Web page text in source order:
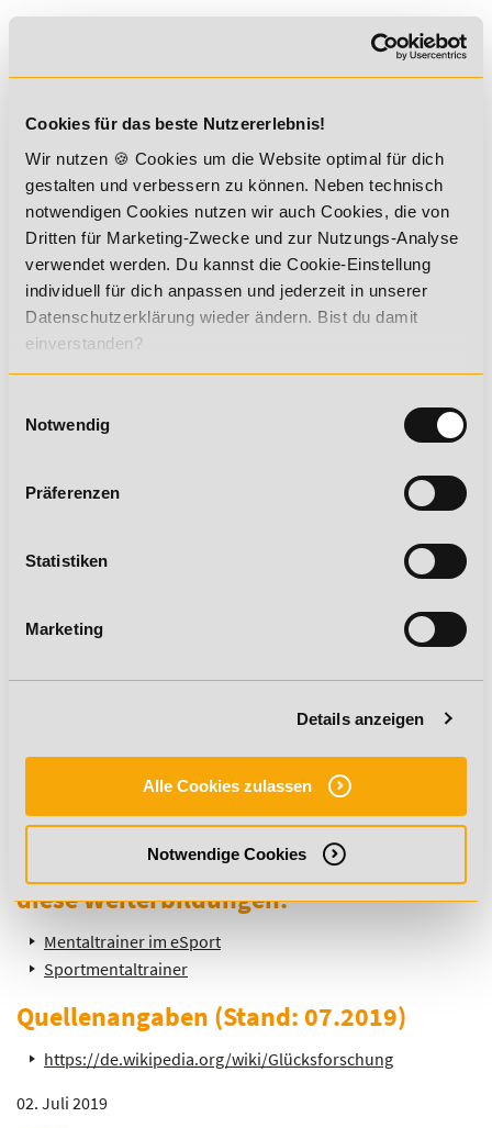
Cookies für das beste Nutzererlebnis!
Wir nutzen 🍪 Cookies um die Website optimal für dich
gestalten und verbessern zu können. Neben technisch
notwendigen Cookies nutzen wir auch Cookies, die von
Dritten für Marketing-Zwecke und zur Nutzungs-Analyse
verwendet werden. Du kannst die Cookie-Einstellung
individuell für dich anpassen und jederzeit in unserer
Datenschutzerklärung wieder ändern. Bist du damit
einverstanden?
Notwendig
Präferenzen
Statistiken
Marketing
Details anzeigen
Alle Cookies zulassen
Notwendige Cookies
Definiere Tätigkeiten, die dich glücklich machen.
Definiere Ergebnisse, die du mit deinen Fähigkeiten
Definiere Kriterien, anhand derer du erkennst, was dich
wirklich glücklich macht – egal wie „
klein
“ diese Kriterien
sind.
Tätigkeiten in deinen Alltag und strebe die gewünschten
Ergebnisse an.
Zusammenfassung
Glücklich sein ist also das Ergebnis von
Zielvorstellungen
(Sonnenschein, Lottogewinn, staufreie Autobahn…) ab!
Autor des Magazinbeitrages
Sutoris
Mentaltrainer
Du möchtest mehr über dieses Thema
erfahren? Dann empfehlen wir dir
diese Weiterbildungen:
Mentaltrainer im eSport
Sportmentaltrainer
Quellenangaben (Stand: 07.2019)
https://de.wikipedia.org/wiki/Glücksforschung
02. Juli 2019